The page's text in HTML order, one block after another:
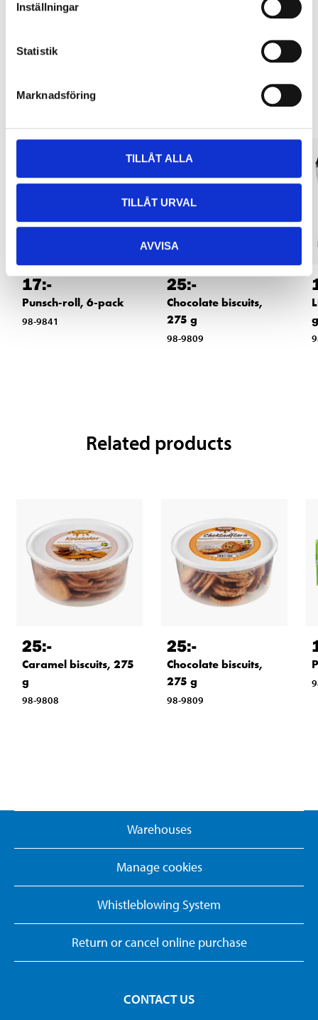
Inställningar
Statistik
Marknadsföring
TILLÅT ALLA
TILLÅT URVAL
AVVISA
Other customers also bought
17:-
Punsch-roll, 6-pack
98-9841
25:-
Chocolate biscuits,
275 g
98-9809
g
Related products
25:-
Caramel biscuits, 275
g
98-9808
25:-
Chocolate biscuits,
275 g
98-9809
Warehouses
Manage cookies
Whistleblowing System
Return or cancel online purchase
CONTACT US